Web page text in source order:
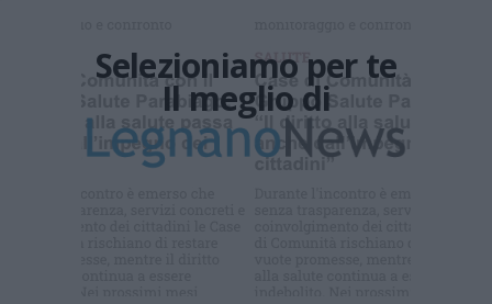
Selezioniamo per te
Il meglio di